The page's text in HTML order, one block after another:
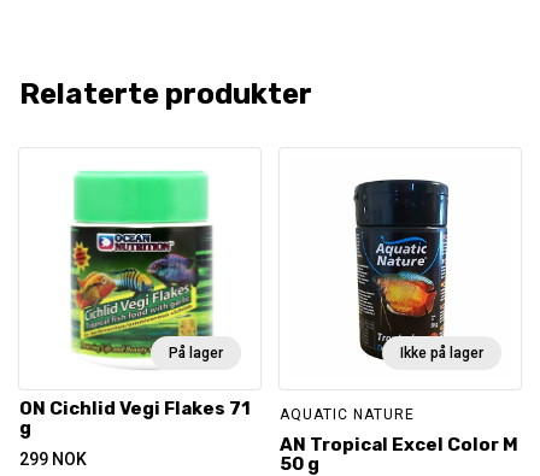
Relaterte produkter
På lager
ON Cichlid Vegi Flakes 71
g
299 NOK
Ikke på lager
AQUATIC NATURE
AN Tropical Excel Color M
50 g